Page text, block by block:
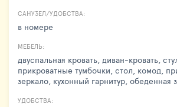
САНУЗЕЛ/УДОБСТВА:
в номере
МЕБЕЛЬ:
двуспальная кровать, диван-кровать,
прикроватные тумбочки, стол, комод,
зеркало, кухонный гарнитур, обеденная
УДОБСТВА: